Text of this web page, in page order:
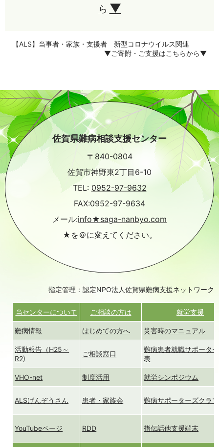
ら ▼
【ALS】当事者・家族・支援者 新型コロナウイルス関連
▼ご寄附・ご支援はこちらから▼
佐賀県難病相談支援センター
〒840-0804
佐賀市神野東2丁目6-10
TEL: 0952-97-9632
FAX:0952-97-9634
メール:info★saga-nanbyo.com
★を＠に変えてください。
指定管理：認定NPO法人佐賀県難病支援ネットワーク
当センターについて ご相談の方は 就労支援
難病情報 はじめての方へ 災害時のマニュアル
活動報告（H25～
R2)
ご相談窓口
難病患者就職サポータ
表
VHO-net 制度活用 就労シンポジウム
ALSげんぞうさん 患者・家族会 難病サポーターズクラブ
YouTubeページ RDD 指伝話他支援端末